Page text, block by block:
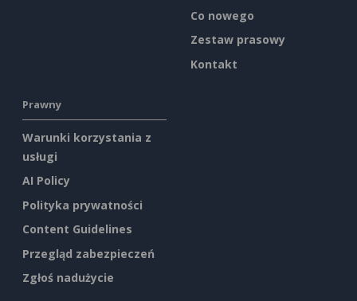
Co nowego
Zestaw prasowy
Kontakt
Prawny
Warunki korzystania z
usługi
AI Policy
Polityka prywatności
Content Guidelines
Przegląd zabezpieczeń
Zgłoś nadużycie